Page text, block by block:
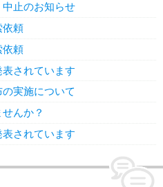
中止のお知らせ
依頼
依頼
されています
実施について
んか？
されています